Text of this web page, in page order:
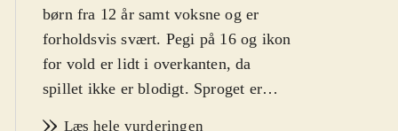
børn fra 12 år samt voksne og er
forholdsvis svært. Pegi på 16 og ikon
for vold er lidt i overkanten, da
spillet ikke er blodigt. Sproget er
Læs hele vurderingen